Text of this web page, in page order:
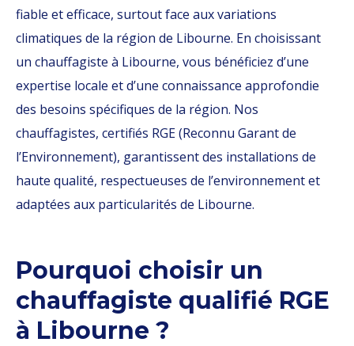
fiable et efficace, surtout face aux variations
climatiques de la région de Libourne. En choisissant
un chauffagiste à Libourne, vous bénéficiez d’une
expertise locale et d’une connaissance approfondie
des besoins spécifiques de la région. Nos
chauffagistes, certifiés RGE (Reconnu Garant de
l’Environnement), garantissent des installations de
haute qualité, respectueuses de l’environnement et
adaptées aux particularités de Libourne.
Pourquoi choisir un
chauffagiste qualifié RGE
à Libourne ?